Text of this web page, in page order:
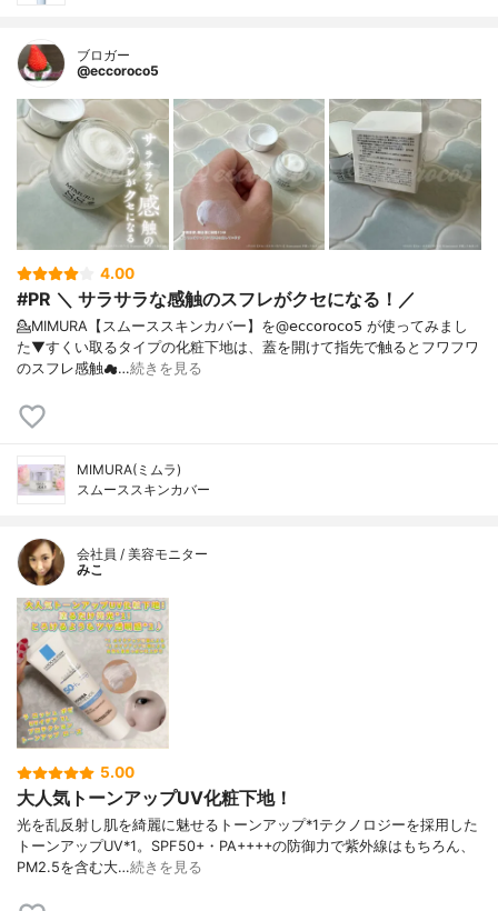
ブロガー
@eccoroco5
4.00
#PR ＼ サラサラな感触のスフレがクセになる！／
💁MIMURA【スムーススキンカバー】を@𝖾𝖼𝖼𝗈𝗋𝗈𝖼𝗈𝟧 が使ってみまし
た⁡⁡▼⁡すくい取るタイプの化粧下地は、蓋を開けて指先で触るとフワフワ
のスフレ感触☁…続きを見る
MIMURA(ミムラ)
スムーススキンカバー
会社員 / 美容モニター
みこ
5.00
大人気トーンアップUV化粧下地！
光を乱反射し肌を綺麗に魅せるトーンアップ*1テクノロジーを採用した
トーンアップUV*1。SPF50+・PA++++の防御力で紫外線はもちろん、
PM2.5を含む大…続きを見る